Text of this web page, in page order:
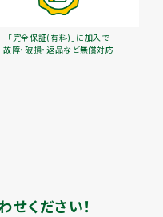
「完全保証(有料)」に加入で
故障・破損・返品など無償対応
ください！